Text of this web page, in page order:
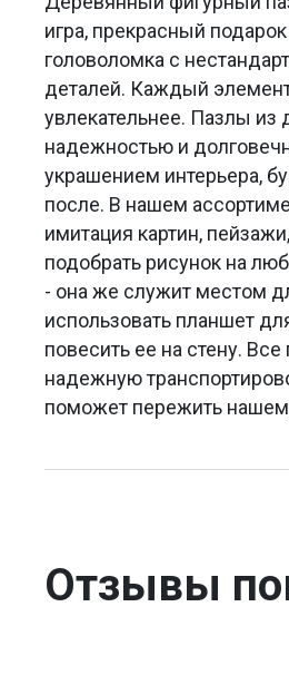
игра, прекрасный
головоломка с
деталей. Каждый
увлекательнее. Пазлы из
надежностью и
украшением интерьера,
после. В нашем
имитация картин,
подобрать рисунок на
- она же служит местом
использовать планшет
повесить ее на стену.
надежную
поможет пережить
Отзывы